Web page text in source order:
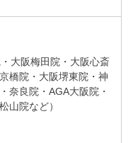
大阪梅田院・大阪心斎
橋院・大阪堺東院・神
奈良院・AGA大阪院・
山院など）